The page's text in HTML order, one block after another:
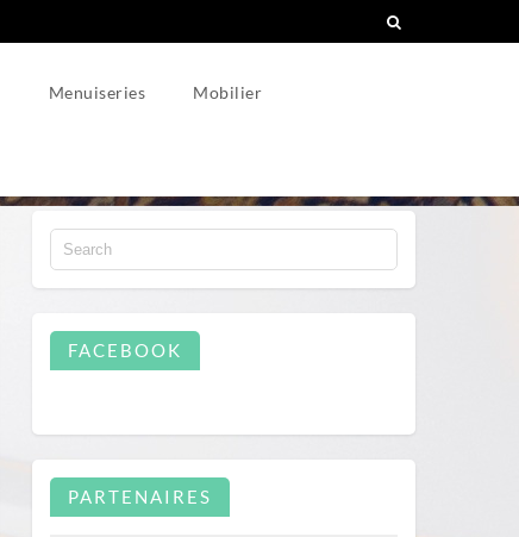
Menuiseries Mobilier
FACEBOOK
PARTENAIRES